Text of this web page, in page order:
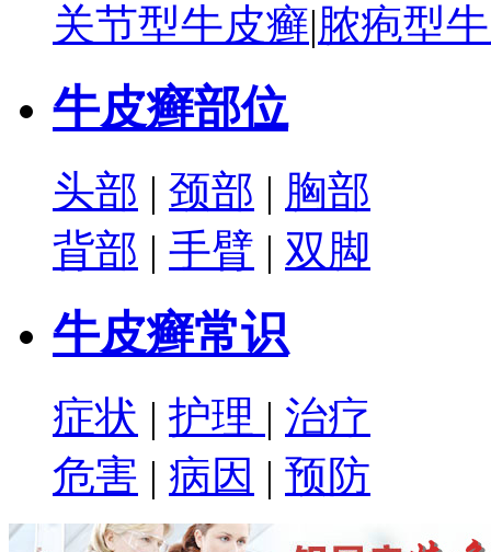
关节型牛皮癣|脓疱型
牛皮癣部位
头部 | 颈部 | 胸部
背部 | 手臂 | 双脚
牛皮癣常识
症状 | 护理 | 治疗
危害 | 病因 | 预防